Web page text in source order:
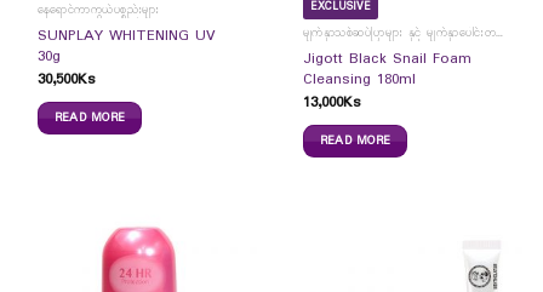
နေရောင်ကာကွယ်ပစ္စည်းများ
SUNPLAY WHITENING UV
30g
30,500Ks
READ MORE
EXCLUSIVE
မျက်နှာသစ်ဆပ်ပြာများ နှင့် မျက်နှာပေါင်းတင်ကပ်ခွာများ
Jigott Black Snail Foam
Cleansing 180ml
13,000Ks
READ MORE